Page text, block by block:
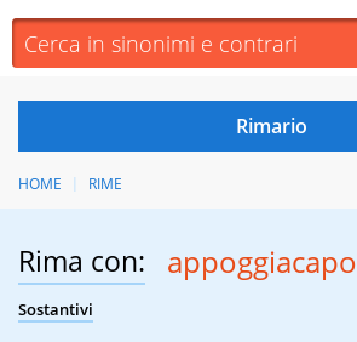
HOME RIME
Rima con: appoggiacapo
Sostantivi